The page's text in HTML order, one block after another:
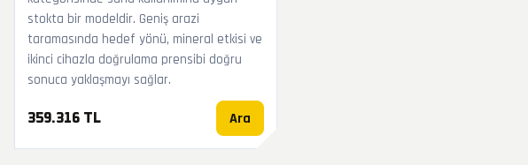
stokta bir modeldir. Geniş arazi
taramasında hedef yönü, mineral etkisi ve
ikinci cihazla doğrulama prensibi doğru
sonuca yaklaşmayı sağlar.
359.316 TL Ara